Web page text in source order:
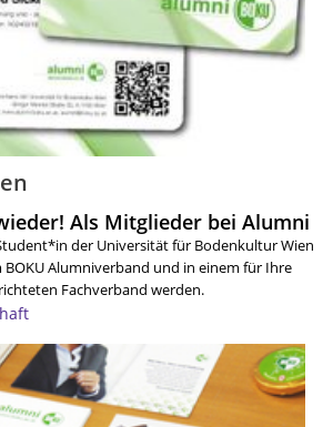
Als Mitglieder bei Alumni
der Universität für Bodenkultur Wien
BOKU Alumniverband und in einem für Ihre
Fachverband werden.